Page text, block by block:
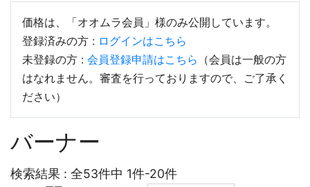
価格は、「オオムラ会員」様のみ公開しています。
登録済みの方 : ログインはこちら
未登録の方 : 会員登録申請はこちら （会員は一般の方
はなれません。審査を行っておりますので、ご了承く
ださい）
バーナー
検索結果 : 全53件中 1件-20件